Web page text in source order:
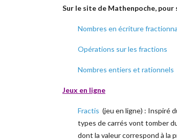
Sur le site de Mathenpoche, pour
Nombres en écriture
Opérations sur les fractions
Nombres entiers et rationnels
Jeux en ligne
Fractis (jeu en ligne) : Inspiré
types de carrés vont tomber
dont la valeur correspond à la